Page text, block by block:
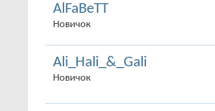
AlFaBeTT
Новичок
Ali_Hali_&_Gali
Новичок